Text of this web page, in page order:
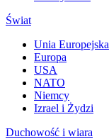
Świat
Unia Europejska
Europa
USA
NATO
Niemcy
Izrael i Żydzi
Duchowość i wiara